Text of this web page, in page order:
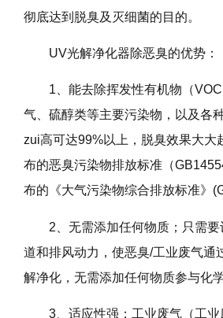
彻底达到脱臭及灭细菌的目的。
UV光解净化器除恶臭的优势：
1、能去除挥发性有机物（
气、硫醇类等主要污染物，以及各
zui高可达99%以上，脱臭效果大大
布的恶臭污染物排放标准（
布的《大气污染物综合排放标准》
2、无需添加任何物质；只需
道和排风动力，使恶臭/工业废气通
解净化，无需添加任何物质参与化学
3、适应性强；工业废气（工